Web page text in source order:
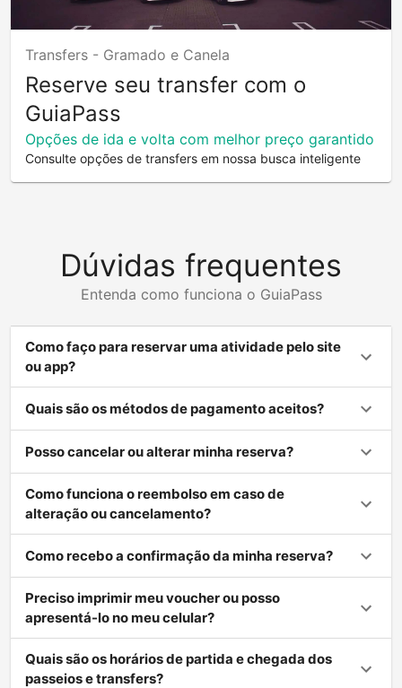
Transfers - Gramado e Canela
Reserve seu transfer com o
GuiaPass
Opções de ida e volta com melhor preço garantido
Consulte opções de transfers em nossa busca inteligente
Dúvidas frequentes
Entenda como funciona o GuiaPass
Como faço para reservar uma atividade pelo site
ou app?
Quais são os métodos de pagamento aceitos?
Posso cancelar ou alterar minha reserva?
Como funciona o reembolso em caso de
alteração ou cancelamento?
Como recebo a confirmação da minha reserva?
Preciso imprimir meu voucher ou posso
apresentá-lo no meu celular?
Quais são os horários de partida e chegada dos
passeios e transfers?